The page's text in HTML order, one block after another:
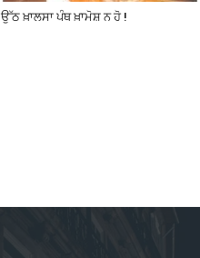
ਉੱਠ ਖ਼ਾਲਸਾ ਪੰਥ ਖ਼ਾਮੋਸ਼ ਨ ਹੋ !